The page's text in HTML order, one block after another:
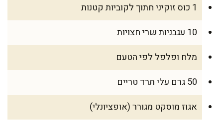
1 כוס זוקיני חתוך לקוביות קטנות
10 עגבניות שרי חצויות
מלח ופלפל לפי הטעם
50 גרם עלי תרד טריים
אגוז מוסקט מגורר (אופציונלי)